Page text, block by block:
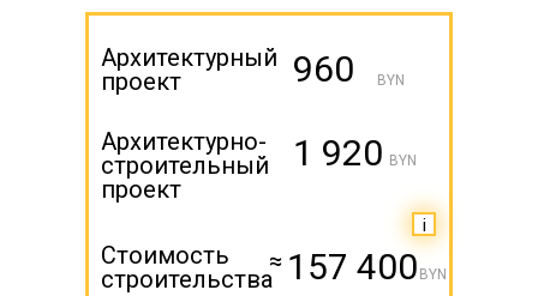
157 400
1 920
960 BYN
Архитектурный
проект
BYN
Архитектурно-
строительный
проект
Стоимость
строительства
≈
BYN
i